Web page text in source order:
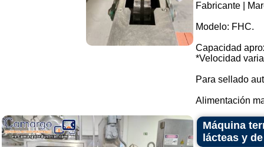
Fabricante |
Modelo: FHC.
Capacidad
*Velocidad
Para sellado
Alimentación
Máquina
lácteas y